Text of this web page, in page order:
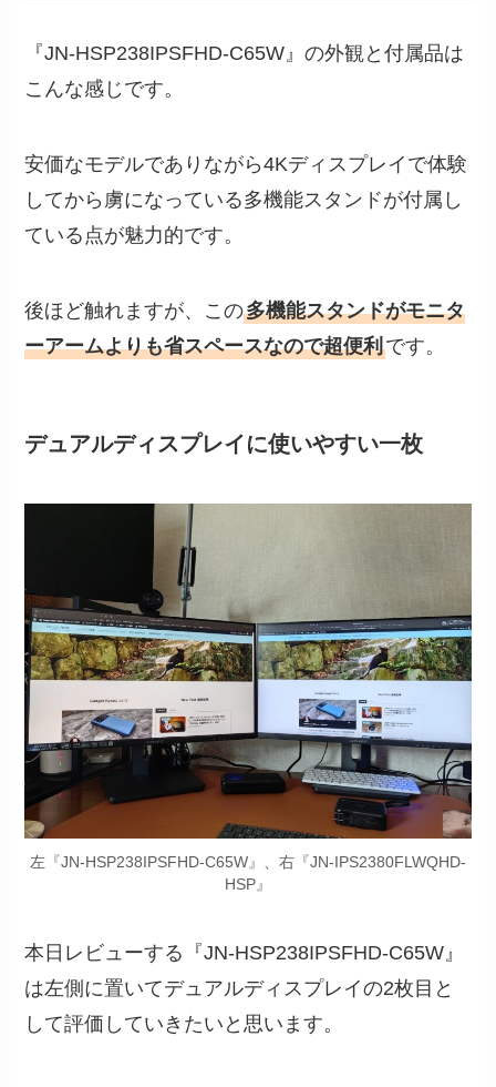
『JN-HSP238IPSFHD-C65W』の外観と付属品は
こんな感じです。
安価なモデルでありながら4Kディスプレイで体験
してから虜になっている多機能スタンドが付属し
ている点が魅力的です。
後ほど触れますが、この多機能スタンドがモニタ
ーアームよりも省スペースなので超便利です。
デュアルディスプレイに使いやすい一枚
左『JN-HSP238IPSFHD-C65W』、右『JN-IPS2380FLWQHD-
HSP』
本日レビューする『JN-HSP238IPSFHD-C65W』
は左側に置いてデュアルディスプレイの2枚目と
して評価していきたいと思います。